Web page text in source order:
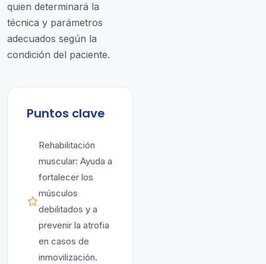
quien determinará la
técnica y parámetros
adecuados según la
condición del paciente.
Puntos clave
Rehabilitación
muscular: Ayuda a
fortalecer los
músculos
debilitados y a
prevenir la atrofia
en casos de
inmovilización.